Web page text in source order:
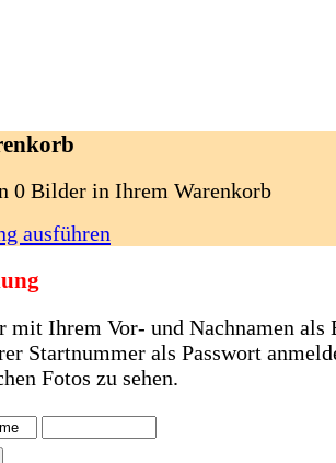
0 Bilder in Ihrem Warenkorb
ausführen
mit Ihrem Vor- und Nachnamen als
Startnummer als Passwort
Fotos zu sehen.